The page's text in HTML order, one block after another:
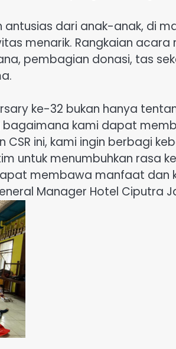
antusias dari anak-anak, di
menarik. Rangkaian
pembagian donasi, tas
ke-32 bukan hanya
kami dapat
ini, kami ingin berbagi
untuk menumbuhkan rasa
membawa manfaat dan
Manager Hotel Ciputra